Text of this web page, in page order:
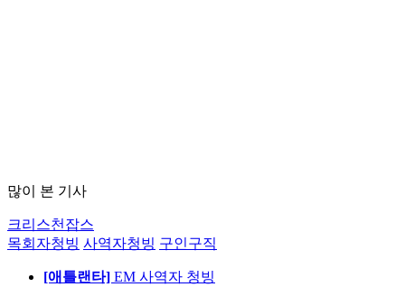
많이 본 기사
크리스천잡스
목회자청빙 사역자청빙 구인구직
[애틀랜타] EM 사역자 청빙